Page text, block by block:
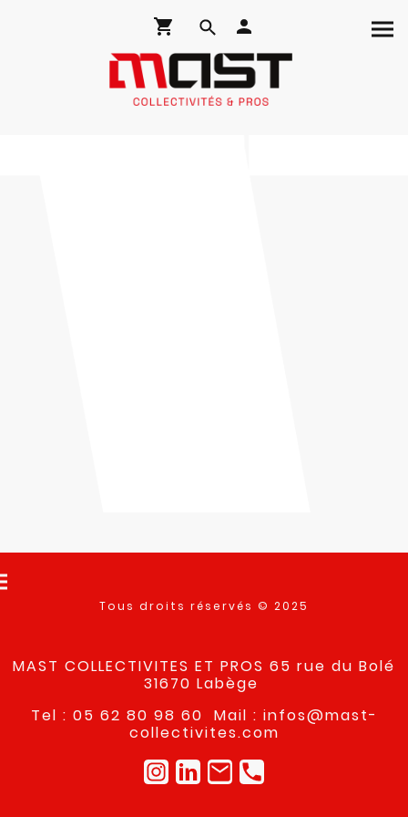
Tous droits réservés © 2025
MAST COLLECTIVITES ET PROS 65 rue du Bolé
31670 Labège
Tel : 05 62 80 98 60 Mail : infos@mast-
collectivites.com